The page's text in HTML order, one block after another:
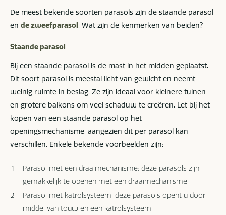
De meest bekende soorten parasols zijn de staande parasol
en de zweefparasol. Wat zijn de kenmerken van beiden?
Staande parasol
Bij een staande parasol is de mast in het midden geplaatst.
Dit soort parasol is meestal licht van gewicht en neemt
weinig ruimte in beslag. Ze zijn ideaal voor kleinere tuinen
en grotere balkons om veel schaduw te creëren. Let bij het
kopen van een staande parasol op het
openingsmechanisme, aangezien dit per parasol kan
verschillen. Enkele bekende voorbeelden zijn:
Parasol met een draaimechanisme: deze parasols zijn
gemakkelijk te openen met een draaimechanisme.
Parasol met katrolsysteem: deze parasols opent u door
middel van touw en een katrolsysteem.